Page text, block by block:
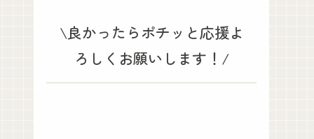
\良かったらポチッと応援よ
ろしくお願いします！/